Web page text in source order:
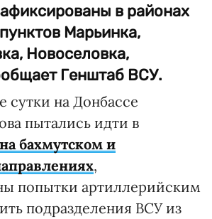
в районах
Марьинка,
Новоселовка,
Генштаб ВСУ.
на Донбассе
пытались идти в
бахмутском и
,
попытки артиллерийским
подразделения ВСУ из